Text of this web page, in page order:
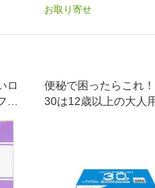
お取り寄せ
ロ
便秘で困ったらこれ
30は12歳以上の大人